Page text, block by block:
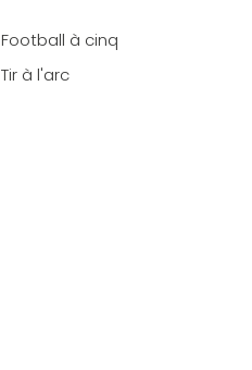
Football à cinq
Tir à l'arc